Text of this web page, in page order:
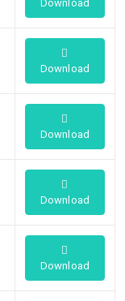
Download
Download
Download
Download
Download